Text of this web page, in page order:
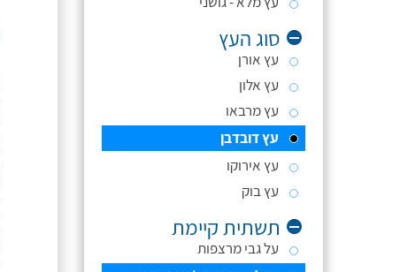
סוג העץ
עץ אורן
עץ אלון
עץ מרבאו
עץ דובדבן
עץ אירוקו
עץ בוק
תשתית קיימת
על גבי מרצפות